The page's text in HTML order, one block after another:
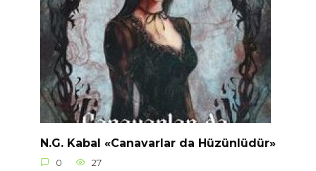
N.G. Kabal «Canavarlar da Hüzünlüdür»
0 27